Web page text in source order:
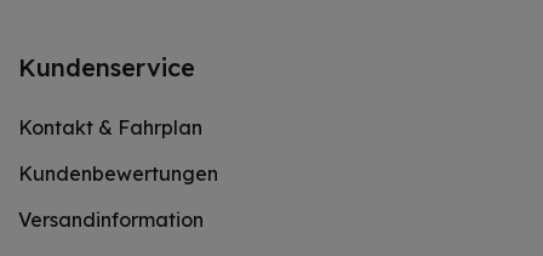
Kundenservice
Kontakt & Fahrplan
Kundenbewertungen
Versandinformation